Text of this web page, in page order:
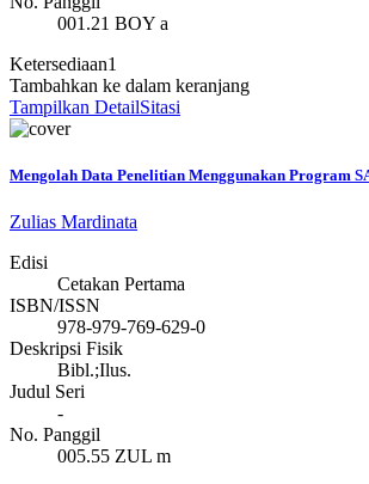
001.21 BOY a
Ketersediaan1
Tambahkan ke dalam keranjang
Tampilkan DetailSitasi
Mengolah Data Penelitian Menggunakan Program
Zulias Mardinata
Edisi
Cetakan Pertama
ISBN/ISSN
978-979-769-629-0
Deskripsi Fisik
Bibl.;Ilus.
Judul Seri
-
No. Panggil
005.55 ZUL m